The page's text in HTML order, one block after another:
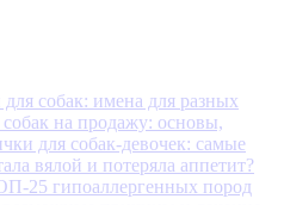
собак: имена для разных
собак на продажу: основы,
для собак-девочек: самые
вялой и потеряла аппетит?
25 гипоаллергенных пород